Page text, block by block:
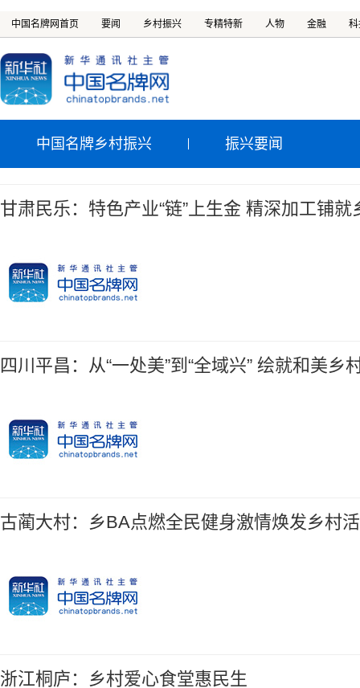
中国名牌网首页 要闻 乡村振兴 专精特新 人物 金融
中国名牌乡村振兴 振兴要闻
甘肃民乐：特色产业“链”上生金 精深加工铺就
四川平昌：从“一处美”到“全域兴” 绘就和美乡
古蔺大村：乡BA点燃全民健身激情焕发乡村
浙江桐庐：乡村爱心食堂惠民生